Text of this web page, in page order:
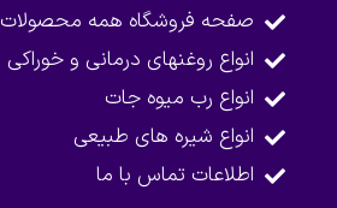
صفحه فروشگاه همه محصولات​
انواع روغنهای درمانی و خوراکی
انواع رب میوه جات
انواع شیره های طبیعی
اطلاعات تماس با ما​